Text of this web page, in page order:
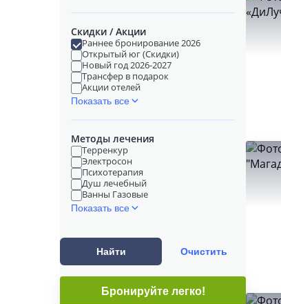
Скидки / Акции
Раннее бронирование 2026
Открытый юг (Скидки)
Новый год 2026-2027
Трансфер в подарок
Акции отелей
Показать все
Методы лечения
Терренкур
Электросон
Психотерапия
Душ лечебный
Ванны Газовые
Показать все
Найти Очистить
Бронируйте легко!